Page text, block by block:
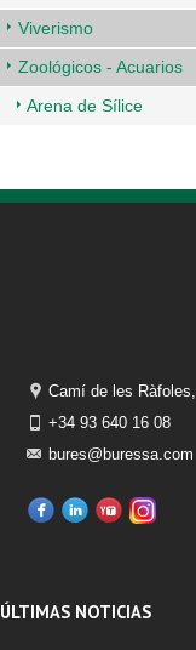
Viverismo
Zoológicos - Acuarios
Arena de Sílice
Camí de les
+34 93 640 16 08
bures@buressa.com
ÚLTIMAS NOTICIAS